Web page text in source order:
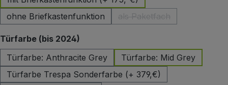
ohne Briefkastenfunktion
(Diese Option ist zurzeit
Türfarbe (bis 2024)
Türfarbe: Anthracite Grey
Türfarbe: Mid Grey
Türfarbe Trespa Sonderfarbe (+ 379,€)